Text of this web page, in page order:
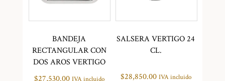
BANDEJA
RECTANGULAR CON
DOS AROS VERTIGO
$27,530.00 IVA incluido
SALSERA VERTIGO 24
CL.
$28,850.00 IVA incluido